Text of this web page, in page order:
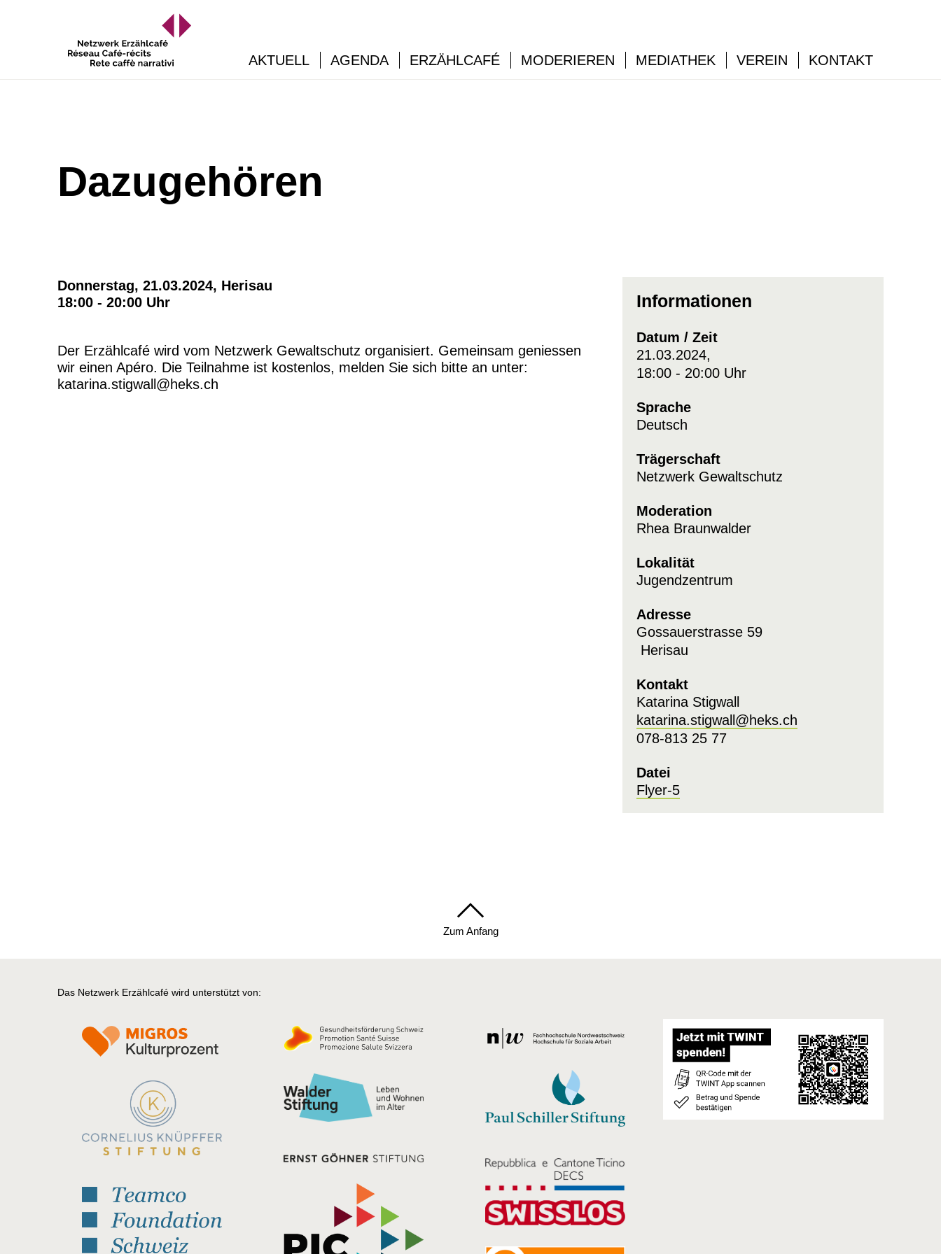
AKTUELL AGENDA ERZÄHLCAFÉ MODERIEREN MEDIATHEK VEREIN KONTAKT
Dazugehören
Donnerstag, 21.03.2024, Herisau
18:00 - 20:00 Uhr
Der Erzählcafé wird vom Netzwerk Gewaltschutz organisiert. Gemeinsam geniessen
wir einen Apéro. Die Teilnahme ist kostenlos, melden Sie sich bitte an unter:
katarina.stigwall@heks.ch
Informationen
Datum / Zeit
21.03.2024,
18:00 - 20:00 Uhr
Sprache
Deutsch
Trägerschaft
Netzwerk Gewaltschutz
Moderation
Rhea Braunwalder
Lokalität
Jugendzentrum
Adresse
Gossauerstrasse 59
Herisau
Kontakt
Katarina Stigwall
katarina.stigwall@heks.ch
078-813 25 77
Datei
Flyer-5
Zum Anfang
Das Netzwerk Erzählcafé wird unterstützt von: